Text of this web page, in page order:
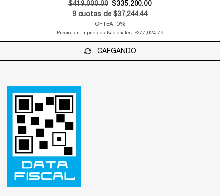
Old price
$419,000.00 New price
$335,200.00
9 cuotas de $37,244.44
CFTEA: 0%
Precio sin Impuestos Nacionales: $277,024.79
CARGANDO